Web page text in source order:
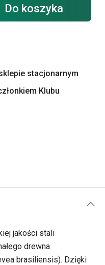
Do koszyka
stacjonarnym
Klubu
jakości stali
drewna
brasiliensis). Dzięki